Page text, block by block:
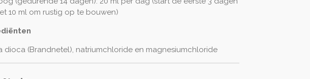
10 ml om rustig op te bouwen)
dioca (Brandnetel), natriumchloride en magnesiumchloride